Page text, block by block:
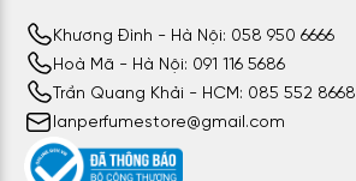
Khương Đình - Hà Nội: 058 950 6666
Hoà Mã - Hà Nội: 091 116 5686
Trần Quang Khải - HCM: 085 552 8668
lanperfumestore@gmail.com